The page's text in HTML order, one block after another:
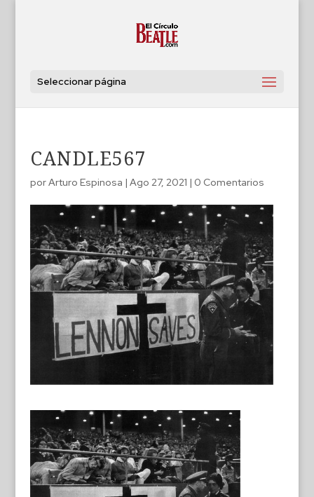
Seleccionar página
CANDLE567
porArturo Espinosa | Ago 27, 2021 | 0 Comentarios